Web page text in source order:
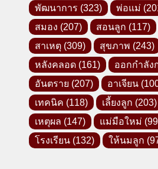
พัฒนาการ (323) พ่อแม่
สมอง (207) สอนลูก (117)
สาเหตุ (309) สุขภาพ (243)
หลังคลอด (161) ออกกำลัง
อันตราย (207) อาเจียน
เทคนิค (118) เลี้ยงลูก (203)
เหตุผล (147) แม่มือใหม่
โรงเรียน (132) ให้นมลูก